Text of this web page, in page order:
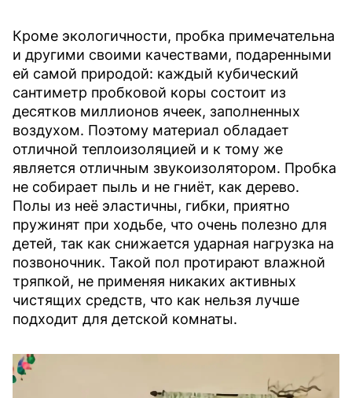
Кроме экологичности, пробка примечательна
и другими своими качествами, подаренными
ей самой природой: каждый кубический
сантиметр пробковой коры состоит из
десятков миллионов ячеек, заполненных
воздухом. Поэтому материал обладает
отличной теплоизоляцией и к тому же
является отличным звукоизолятором. Пробка
не собирает пыль и не гниёт, как дерево.
Полы из неё эластичны, гибки, приятно
пружинят при ходьбе, что очень полезно для
детей, так как снижается ударная нагрузка на
позвоночник. Такой пол протирают влажной
тряпкой, не применяя никаких активных
чистящих средств, что как нельзя лучше
подходит для детской комнаты.